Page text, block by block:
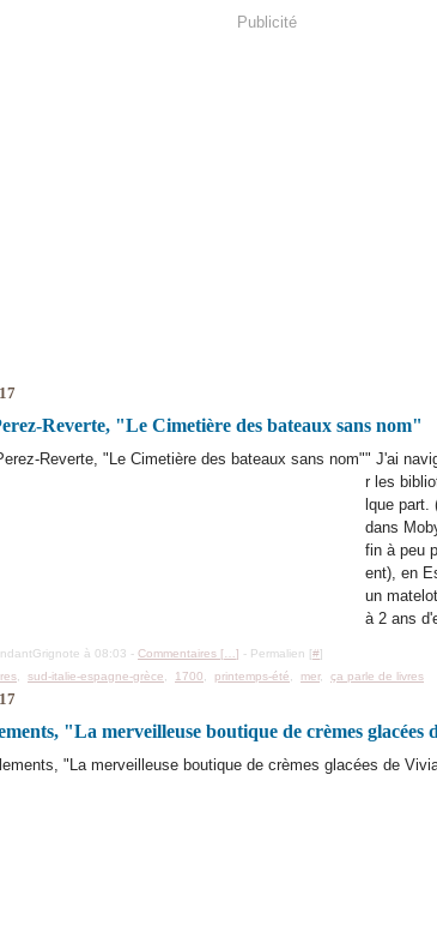
Publicité
Reverte, "Le Cimetière des bateaux sans nom"
" J'ai
r les
lque part.
dans
fin à peu
ent), en
un
à 2 ans
à 08:03 -Commentaires [ …] - Permalien [#]
,sud-italie-espagne-grèce 1700 printemps-été mer,ça parle de livres
"La merveilleuse boutique de crèmes glacées